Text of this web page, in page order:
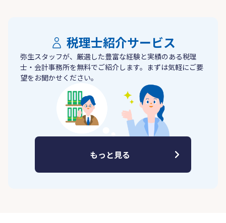
税理士紹介サービス
弥生スタッフが、厳選した豊富な経験と実績のある税理
士・会計事務所を無料でご紹介します。まずは気軽にご要
望をお聞かせください。
もっと見る